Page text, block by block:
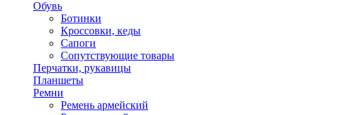
Обувь
Ботинки
Кроссовки, кеды
Сапоги
Сопутствующие товары
Перчатки, рукавицы
Планшеты
Ремни
Ремень армейский